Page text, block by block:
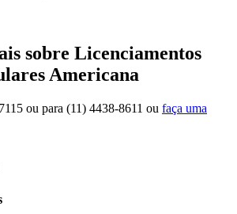
sobre Licenciamentos
Americana
ou para (11) 4438-8611 ou faça uma